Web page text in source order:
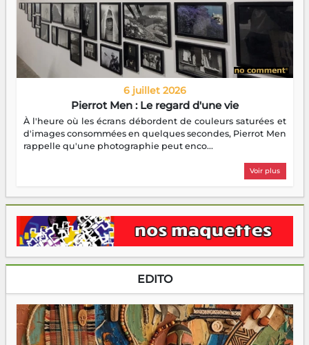
6 juillet 2026
Pierrot Men : Le regard d'une vie
À l'heure où les écrans débordent de couleurs saturées et
d'images consommées en quelques secondes, Pierrot Men
rappelle qu'une photographie peut enco...
Voir plus
EDITO